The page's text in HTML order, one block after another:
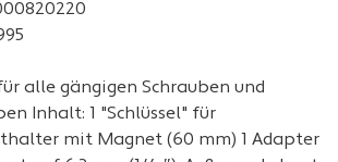
alle gängigen Schrauben und
Inhalt: 1 "Schlüssel" für
mit Magnet (60 mm) 1 Adapter